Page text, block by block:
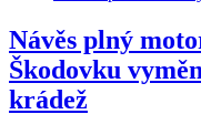
Návěs plný
Škodovku
krádež